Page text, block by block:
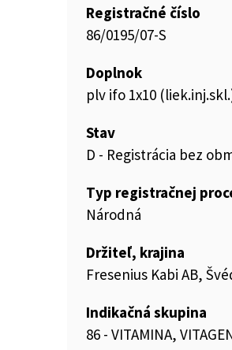
Registračné číslo
86/0195/07-S
Doplnok
plv ifo 1x10
Stav
D - Registrácia bez
Typ registračnej
Národná
Držiteľ, krajina
Fresenius Kabi AB,
Indikačná skupina
86 - VITAMINA,